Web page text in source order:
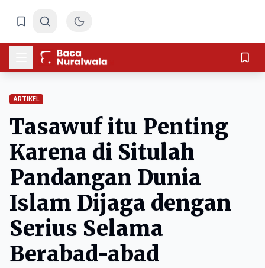
ARTIKEL
Tasawuf itu Penting
Karena di Situlah
Pandangan Dunia
Islam Dijaga dengan
Serius Selama
Berabad-abad